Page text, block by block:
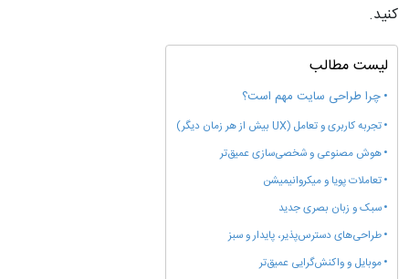
کنید.
لیست مطالب
چرا طراحی سایت مهم است؟
تجربه کاربری و تعامل (UX بیش از هر زمان دیگر)
هوش مصنوعی و شخصی‌سازی عمیق‌تر
تعاملات پویا و میکروانیمیشن
سبک و زبان بصری جدید
طراحی‌های دسترس‌پذیر، پایدار و سبز
موبایل و واکنش‌گرایی عمیق‌تر